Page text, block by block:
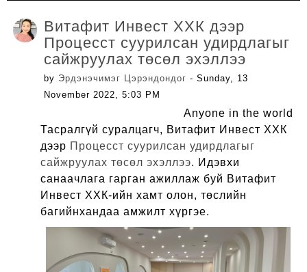
Витафит Инвест ХХК дээр
Процесст суурилсан удирдлагыг
сайжруулах төсөл эхэллээ
by Эрдэнэчимэг Цэрэндондог - Sunday, 13
November 2022, 5:03 PM
Anyone in the world
Тасралгүй суралцагч, Витафит Инвест ХХК
дээр Процесст суурилсан удирдлагыг
сайжруулах төсөл эхэллээ. Идэвхи
санаачлага гарган ажиллаж буй Витафит
Инвест ХХК-ийн хамт олон, төслийн
багийнхандаа амжилт хүргэе.